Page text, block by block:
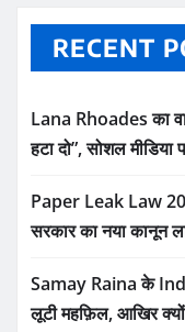
RECENT
Lana Rhoades का
हटा दो”, सोशल
Paper Leak Law
सरकार का नया कानून
Samay Raina के
लूटी महफ़िल, आखिर क्यों